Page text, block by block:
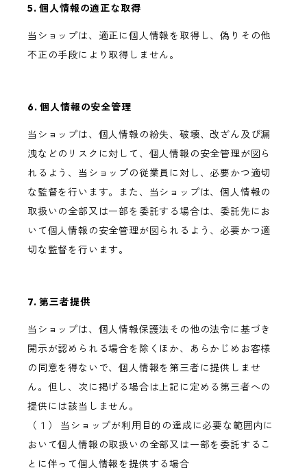
5. 個人情報の適正な取得
当ショップは、適正に個人情報を取得し、偽りその他
不正の手段により取得しません。
6. 個人情報の安全管理
当ショップは、個人情報の紛失、破壊、改ざん及び漏
洩などのリスクに対して、個人情報の安全管理が図ら
れるよう、当ショップの従業員に対し、必要かつ適切
な監督を行います。また、当ショップは、個人情報の
取扱いの全部又は一部を委託する場合は、委託先にお
いて個人情報の安全管理が図られるよう、必要かつ適
切な監督を行います。
7. 第三者提供
当ショップは、個人情報保護法その他の法令に基づき
開示が認められる場合を除くほか、あらかじめお客様
の同意を得ないで、個人情報を第三者に提供しませ
ん。但し、次に掲げる場合は上記に定める第三者への
提供には該当しません。
（１） 当ショップが利用目的の達成に必要な範囲内に
おいて個人情報の取扱いの全部又は一部を委託するこ
とに伴って個人情報を提供する場合